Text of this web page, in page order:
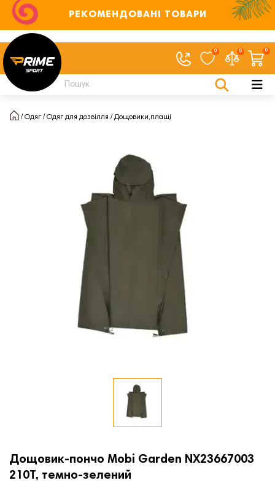
РЕКОМЕНДОВАНІ ТОВАРИ
0 0 0
Одяг Одяг для дозвілля Дощовики,плащі
Дощовик-пончо Mobi Garden NX23667003
210T, темно-зелений